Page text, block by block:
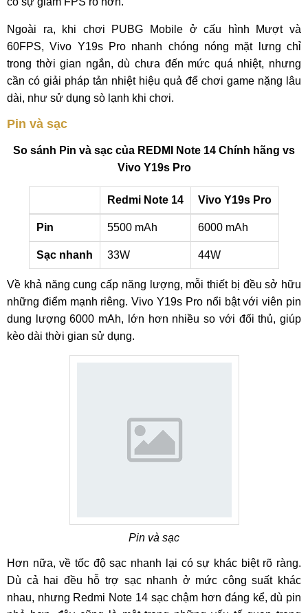
Ngoài ra, khi chơi PUBG Mobile ở cấu hình Mượt và
60FPS, Vivo Y19s Pro nhanh chóng nóng mặt lưng chỉ
trong thời gian ngắn, dù chưa đến mức quá nhiệt, nhưng
cần có giải pháp tản nhiệt hiệu quả để chơi game nặng lâu
dài, như sử dụng sò lạnh khi chơi.
Pin và sạc
So sánh Pin và sạc của REDMI Note 14 Chính hãng vs
Vivo Y19s Pro
Redmi Note 14 Vivo Y19s Pro
Pin 5500 mAh 6000 mAh
Sạc nhanh 33W 44W
Về khả năng cung cấp năng lượng, mỗi thiết bị đều sở hữu
những điểm mạnh riêng. Vivo Y19s Pro nổi bật với viên pin
dung lượng 6000 mAh, lớn hơn nhiều so với đối thủ, giúp
kèo dài thời gian sử dụng.
Pin và sạc
Hơn nữa, về tốc độ sạc nhanh lại có sự khác biệt rõ ràng.
Dù cả hai đều hỗ trợ sạc nhanh ở mức công suất khác
nhau, nhưng Redmi Note 14 sạc chậm hơn đáng kể, dù pin